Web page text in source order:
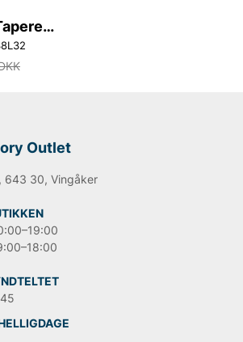
Outlet
643 30, Vingåker